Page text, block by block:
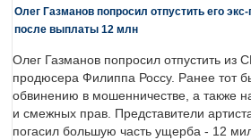
Олег Газманов попросил отпустить его
после выплаты 12 млн
Олег Газманов попросил отпустить из
продюсера Филиппа Россу. Ранее тот
обвинению в мошенничестве, а также
и смежных прав. Представители
погасил большую часть ущерба - 12